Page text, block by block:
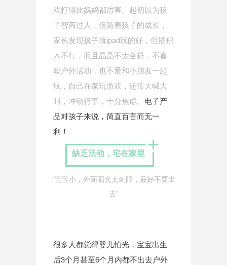
戏打得比妈妈都厉害。起初以为孩
子智商过人，但随着孩子的成长，
家长发现孩子就ipad玩的好，但搭积
木不行，而且晶晶不太合群，不喜
欢户外活动，也不爱和小朋友一起
玩，自己在家玩游戏，还常大喊大
叫，冲动行事，十分焦虑。 电子产
品对孩子来说，简直百害而无一
利！
缺乏活动，宅在家里
“宝宝小，外面阳光太刺眼，最好不要出
去”
很多人都觉得婴儿怕光，宝宝出生
后3个月甚至6个月内都不出去户外